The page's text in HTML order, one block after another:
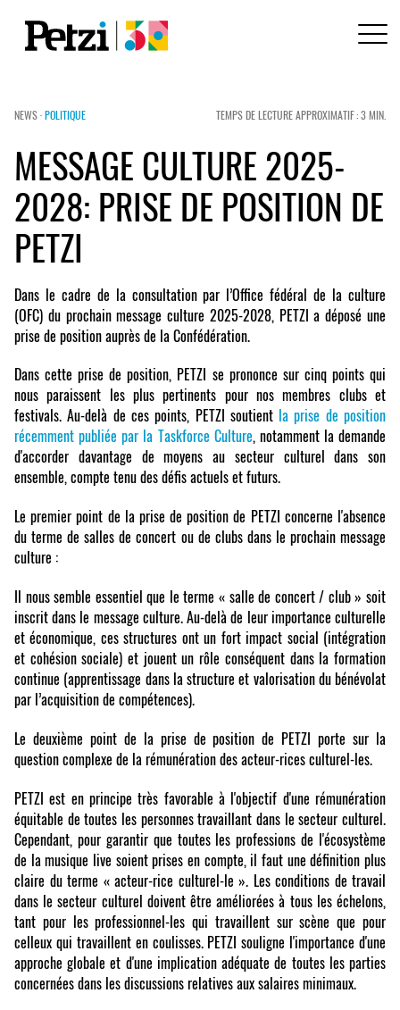
NEWS ·POLITIQUE TEMPS DE LECTURE APPROXIMATIF : 3 MIN.
MESSAGE CULTURE 2025-
2028: PRISE DE POSITION DE
PETZI
Dans le cadre de la consultation par l’Office fédéral de la culture
(OFC) du prochain message culture 2025-2028, PETZI a déposé une
prise de position auprès de la Confédération.
Dans cette prise de position, PETZI se prononce sur cinq points qui
nous paraissent les plus pertinents pour nos membres clubs et
festivals. Au-delà de ces points, PETZI soutient la prise de position
récemment publiée par la Taskforce Culture, notamment la demande
d'accorder davantage de moyens au secteur culturel dans son
ensemble, compte tenu des défis actuels et futurs.
Le premier point de la prise de position de PETZI concerne l'absence
du terme de salles de concert ou de clubs dans le prochain message
culture :
Il nous semble essentiel que le terme « salle de concert / club » soit
inscrit dans le message culture. Au-delà de leur importance culturelle
et économique, ces structures ont un fort impact social (intégration
et cohésion sociale) et jouent un rôle conséquent dans la formation
continue (apprentissage dans la structure et valorisation du bénévolat
par l’acquisition de compétences).
Le deuxième point de la prise de position de PETZI porte sur la
question complexe de la rémunération des acteur-rices culturel-les.
PETZI est en principe très favorable à l'objectif d'une rémunération
équitable de toutes les personnes travaillant dans le secteur culturel.
Cependant, pour garantir que toutes les professions de l'écosystème
de la musique live soient prises en compte, il faut une définition plus
claire du terme « acteur-rice culturel-le ». Les conditions de travail
dans le secteur culturel doivent être améliorées à tous les échelons,
tant pour les professionnel-les qui travaillent sur scène que pour
celleux qui travaillent en coulisses. PETZI souligne l'importance d'une
approche globale et d'une implication adéquate de toutes les parties
concernées dans les discussions relatives aux salaires minimaux.